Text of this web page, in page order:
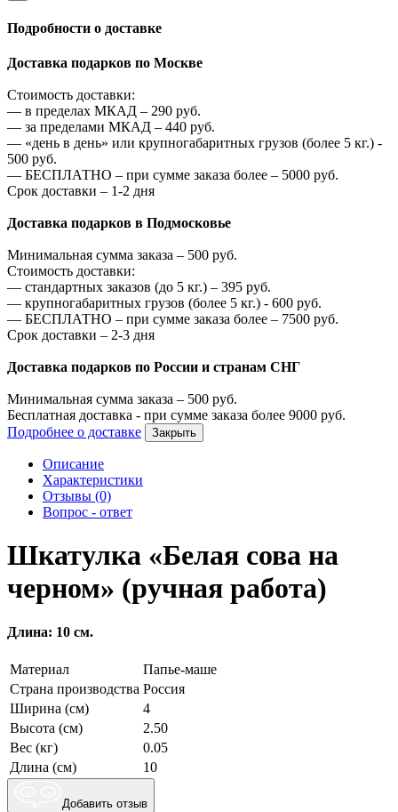
Подробности о доставке
Доставка подарков по Москве
Стоимость доставки:
— в пределах МКАД – 290 руб.
— за пределами МКАД – 440 руб.
— «день в день» или крупногабаритных грузов (более 5 кг.) -
500 руб.
— БЕСПЛАТНО – при сумме заказа более – 5000 руб.
Срок доставки – 1-2 дня
Доставка подарков в Подмосковье
Минимальная сумма заказа – 500 руб.
Стоимость доставки:
— стандартных заказов (до 5 кг.) – 395 руб.
— крупногабаритных грузов (более 5 кг.) - 600 руб.
— БЕСПЛАТНО – при сумме заказа более – 7500 руб.
Срок доставки – 2-3 дня
Доставка подарков по России и странам СНГ
Минимальная сумма заказа – 500 руб.
Бесплатная доставка - при сумме заказа более 9000 руб.
Подробнее о доставке
Закрыть
Описание
Характеристики
Отзывы (0)
Вопрос - ответ
Шкатулка «Белая сова на
черном» (ручная работа)
Длина: 10 см.
Материал
Папье-маше
Страна производства Россия
Ширина (см)
4
Высота (см)
2.50
Вес (кг)
0.05
Длина (см)
10
Добавить отзыв